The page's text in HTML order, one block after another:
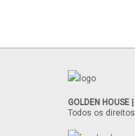
GOLDEN HOUSE
Todos os